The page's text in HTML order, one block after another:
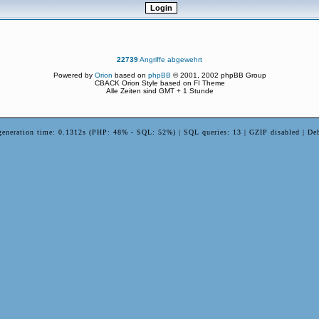
22739Angriffe abgewehrt
Powered by Orion based on phpBB © 2001, 2002 phpBB Group
CBACK Orion Style based on FI Theme
Alle Zeiten sind GMT + 1 Stunde
time: 0.1312s (PHP: 48% - SQL: 52%) | SQL queries: 13 | GZIP disabled |